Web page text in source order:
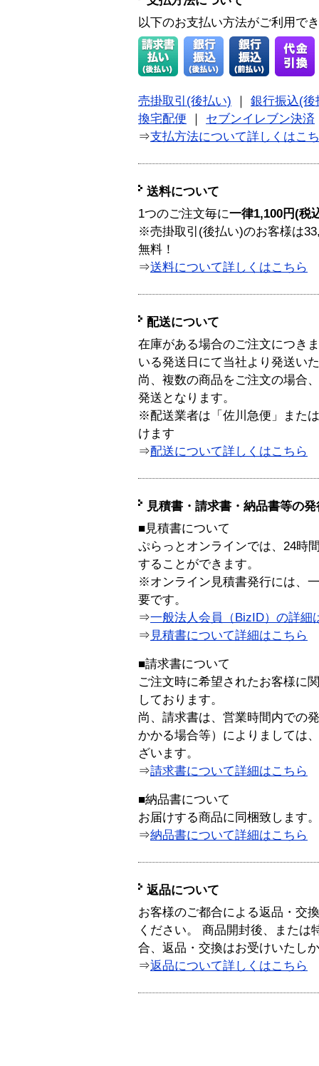
以下のお支払い方法がご利用で
売掛取引(後払い)
銀行振込(後
換宅配便
セブンイレブン決済
⇒支払方法について詳しくはこ
送料について
1つのご注文毎に一律1,100円(税
※売掛取引(後払い)のお客様は
無料！
⇒送料について詳しくはこちら
配送について
在庫がある場合のご注文につき
いる発送日にて当社より発送い
尚、複数の商品をご注文の場合
発送となります。
※配送業者は「佐川急便」また
けます
⇒配送について詳しくはこちら
見積書・請求書・納品書等の
■見積書について
ぷらっとオンラインでは、24時
することができます。
※オンライン見積書発行には、
要です。
⇒一般法人会員（BizID）の詳細
⇒ 見積書について詳細はこちら
■請求書について
ご注文時に希望されたお客様に
しております。
尚、請求書は、営業時間内での
かかる場合等）によりましては
ざいます。
⇒請求書について詳細はこちら
■納品書について
お届けする商品に同梱致します。
⇒納品書について詳細はこちら
返品について
お客様のご都合による返品・交
ください。 商品開封後、または
合、返品・交換はお受けいたし
⇒返品について詳しくはこちら